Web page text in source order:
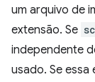
um arquivo de
extensão. Se
independente
usado. Se essa